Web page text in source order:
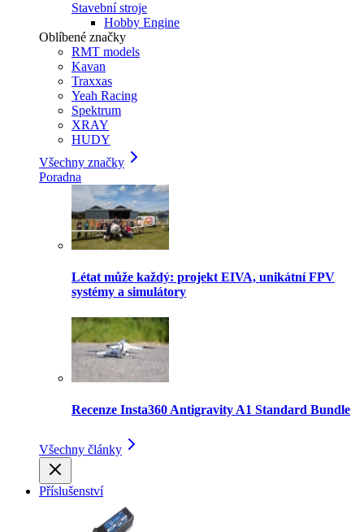
Stavební stroje
Hobby Engine
Oblíbené značky
RMT models
Kavan
Traxxas
Yeah Racing
Spektrum
XRAY
HUDY
Všechny značky
Poradna
Létat může každý: projekt EIVA, unikátní FPV
systémy a simulátory
Recenze Insta360 Antigravity A1 Standard Bundle
Všechny články
Příslušenství